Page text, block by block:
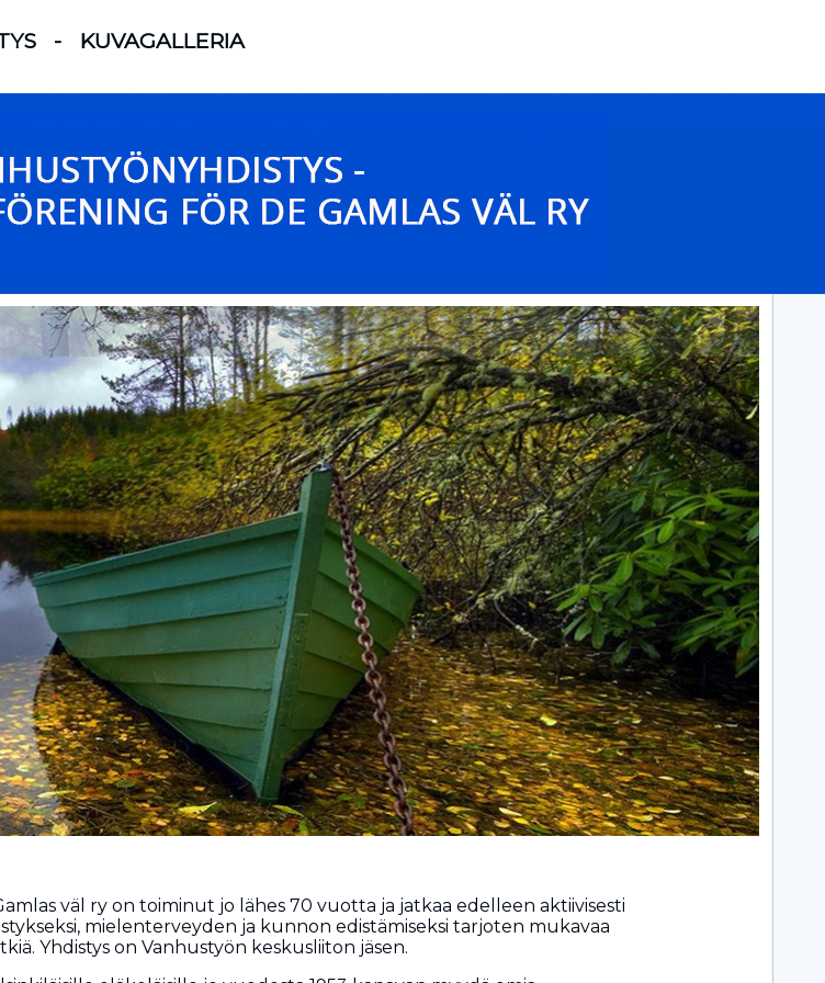
- KUVAGALLERIA
väl ry on toiminut jo lähes 70 vuotta ja jatkaa edelleen aktiivisesti
mielenterveyden ja kunnon edistämiseksi tarjoten mukavaa
Yhdistys on Vanhustyön keskusliiton jäsen.